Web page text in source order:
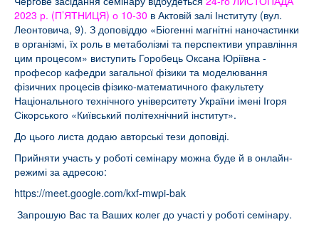
2023 р. (П’ЯТНИЦЯ) о 10-30 в Актовій залі Інституту (вул.
Леонтовича, 9). З доповіддю «Біогенні магнітні наночастинки
в організмі, їх роль в метаболізмі та перспективи управління
цим процесом» виступить Горобець Оксана Юріївна -
професор кафедри загальної фізики та моделювання
фізичних процесів фізико-математичного факультету
Національного технічного університету України імені Ігоря
Сікорського «Київський політехнічний інститут».
До цього листа додаю авторські тези доповіді.
Прийняти участь у роботі семінару можна буде й в онлайн-
режимі за адресою:
https://meet.google.com/kxf-mwpi-bak
Запрошую Вас та Ваших колег до участі у роботі семінару.